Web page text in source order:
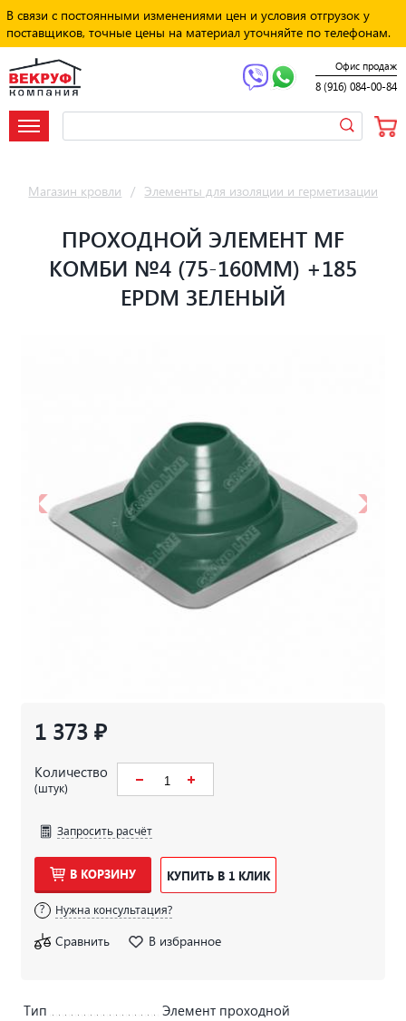
В связи с постоянными изменениями цен и условия отгрузок у
поставщиков, точные цены на материал уточняйте по телефонам.
Офис продаж
8 (916) 084-00-84
Магазин кровли / Элементы для изоляции и герметизации
ПРОХОДНОЙ ЭЛЕМЕНТ MF
КОМБИ №4 (75-160ММ) +185
EPDM ЗЕЛЕНЫЙ
1 373 ₽
Количество
(штук)
Запросить расчёт
В КОРЗИНУ КУПИТЬ В 1 КЛИК
Нужна консультация?
Сравнить В избранное
Тип
Элемент проходной